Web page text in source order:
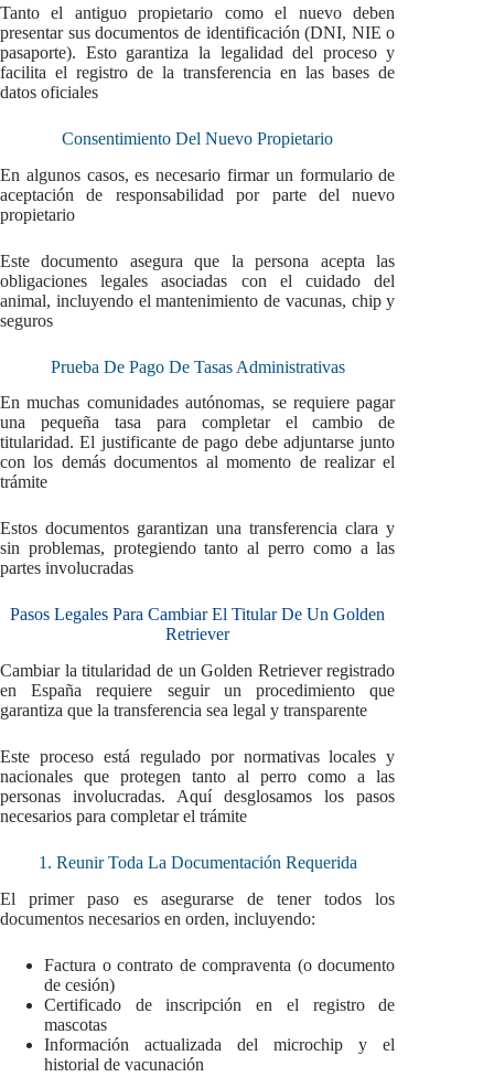
Tanto el antiguo propietario como el nuevo deben
presentar sus documentos de identificación (DNI, NIE o
pasaporte). Esto garantiza la legalidad del proceso y
facilita el registro de la transferencia en las bases de
datos oficiales
Consentimiento Del Nuevo Propietario
En algunos casos, es necesario firmar un formulario de
aceptación de responsabilidad por parte del nuevo
propietario
Este documento asegura que la persona acepta las
obligaciones legales asociadas con el cuidado del
animal, incluyendo el mantenimiento de vacunas, chip y
seguros
Prueba De Pago De Tasas Administrativas
En muchas comunidades autónomas, se requiere pagar
una pequeña tasa para completar el cambio de
titularidad. El justificante de pago debe adjuntarse junto
con los demás documentos al momento de realizar el
trámite
Estos documentos garantizan una transferencia clara y
sin problemas, protegiendo tanto al perro como a las
partes involucradas
Pasos Legales Para Cambiar El Titular De Un Golden
Retriever
Cambiar la titularidad de un Golden Retriever registrado
en España requiere seguir un procedimiento que
garantiza que la transferencia sea legal y transparente
Este proceso está regulado por normativas locales y
nacionales que protegen tanto al perro como a las
personas involucradas. Aquí desglosamos los pasos
necesarios para completar el trámite
1. Reunir Toda La Documentación Requerida
El primer paso es asegurarse de tener todos los
documentos necesarios en orden, incluyendo:
Factura o contrato de compraventa (o documento
de cesión)
Certificado de inscripción en el registro de
mascotas
Información actualizada del microchip y el
historial de vacunación